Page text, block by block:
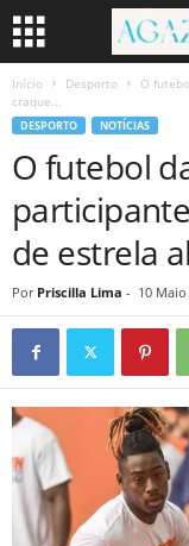
Início Desporto
O
craque...
DESPORTO NOTÍCIAS
O futebol
de estrela
Por Priscilla Lima - 10